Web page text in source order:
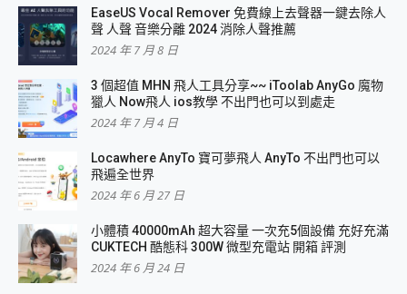
EaseUS Vocal Remover 免費線上去聲器一鍵去除人
聲 人聲 音樂分離 2024 消除人聲推薦
2024 年 7 月 8 日
3 個超值 MHN 飛人工具分享~~ iToolab AnyGo 魔物
獵人 Now飛人 ios教學 不出門也可以到處走
2024 年 7 月 4 日
Locawhere AnyTo 寶可夢飛人 AnyTo 不出門也可以
飛遍全世界
2024 年 6 月 27 日
小體積 40000mAh 超大容量 一次充5個設備 充好充滿
CUKTECH 酷態科 300W 微型充電站 開箱 評測
2024 年 6 月 24 日